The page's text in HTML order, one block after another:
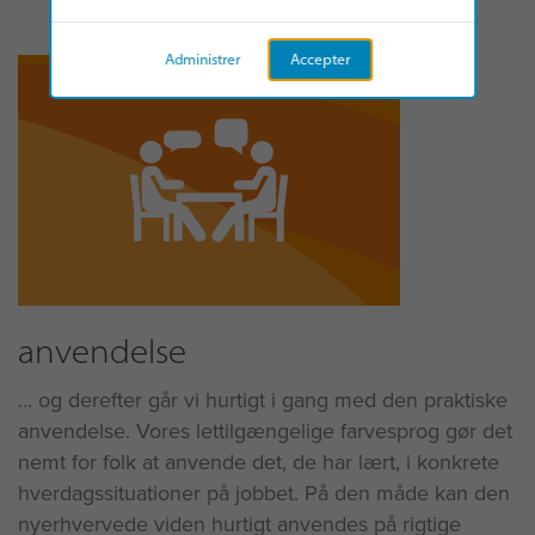
anvendelse
... og derefter går vi hurtigt i gang med den praktiske
anvendelse. Vores lettilgængelige farvesprog gør det
nemt for folk at anvende det, de har lært, i konkrete
hverdagssituationer på jobbet. På den måde kan den
nyerhvervede viden hurtigt anvendes på rigtige
Accepter
Administrer